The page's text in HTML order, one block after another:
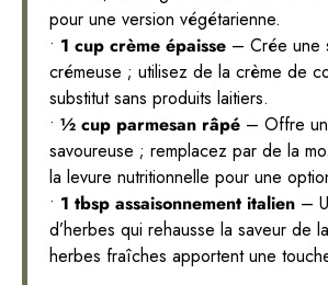
pour une version végétarienne.
• 1 cup crème épaisse – Crée une
crémeuse ; utilisez de la crème de
substitut sans produits laitiers.
• ½ cup parmesan râpé – Offre
savoureuse ; remplacez par de la
la levure nutritionnelle pour une
• 1 tbsp assaisonnement italien –
d’herbes qui rehausse la saveur de
herbes fraîches apportent une